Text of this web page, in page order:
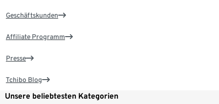
Geschäftskunden
Affiliate Programm
Presse
Tchibo Blog
Unsere beliebtesten Kategorien